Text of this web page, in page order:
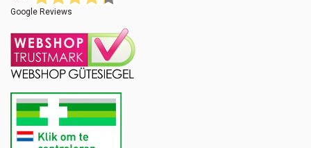
Google Reviews